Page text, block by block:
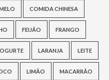
COMIDA CHINESA
FEIJÃO FRANGO
LARANJA LEITE
LIMÃO MACARRÃO